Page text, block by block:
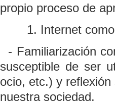
propio proceso de
Internet
- Familiarización
susceptible de ser
ocio, etc.) y
nuestra sociedad.